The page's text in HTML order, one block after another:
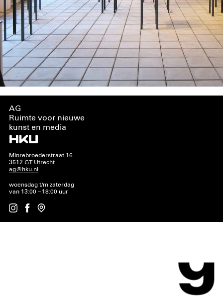
AG
Ruimte voor nieuwe
kunst en media
Minrebroederstraat 16
3512 GT Utrecht
ag@hku.nl
woensdag t/m zaterdag
van 13:00 – 18:00 uur